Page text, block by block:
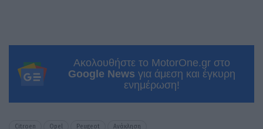
Ακολουθήστε το MotorOne.gr στο
Google News για άμεση και έγκυρη
ενημέρωση!
Citroen Opel Peugeot Ανάκληση